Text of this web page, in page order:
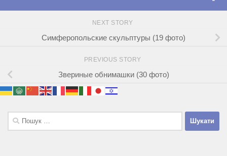
NEXT STORY
Симферопольские скульптуры (19 фото)
PREVIOUS STORY
Звериные обнимашки (30 фото)
Пошук: